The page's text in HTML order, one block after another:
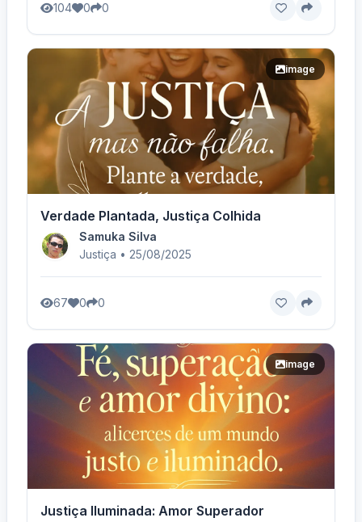
104 0 0
image
Verdade Plantada, Justiça Colhida
Samuka Silva
Justiça • 25/08/2025
67 0 0
image
Justiça Iluminada: Amor Superador